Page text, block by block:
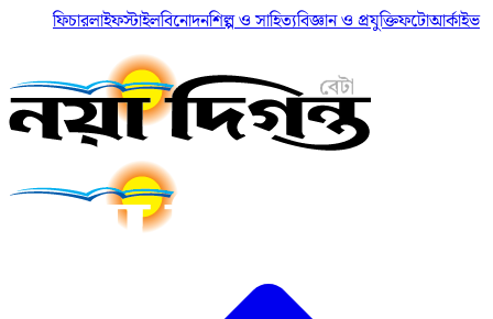
ফিচারলাইফস্টাইলবিনোদনশিল্প ও সাহিত্যবিজ্ঞান ও প্রযুক্তিফটোআর্কাইভ